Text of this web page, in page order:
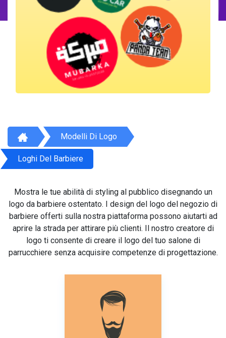
Modelli Di Logo
Loghi Del Barbiere
Mostra le tue abilità di styling al pubblico disegnando un
logo da barbiere ostentato. I design del logo del negozio di
barbiere offerti sulla nostra piattaforma possono aiutarti ad
aprire la strada per attirare più clienti. Il nostro creatore di
logo ti consente di creare il logo del tuo salone di
parrucchiere senza acquisire competenze di progettazione.